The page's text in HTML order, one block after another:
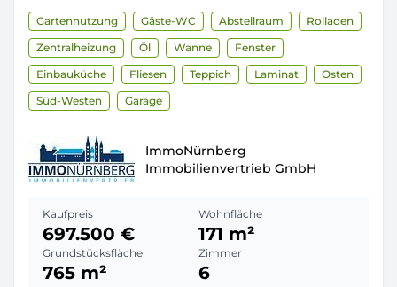
Gartennutzung Gäste-WC Abstellraum
Rolladen
Zentralheizung
Öl Wanne
Fenster
Einbauküche
Fliesen Teppich Laminat
Osten
Süd-Westen
Garage
ImmoNürnberg
Immobilienvertrieb GmbH
Kaufpreis
697.500 €
Wohnfläche
171 m²
Grundstücksfläche
765 m²
Zimmer
6